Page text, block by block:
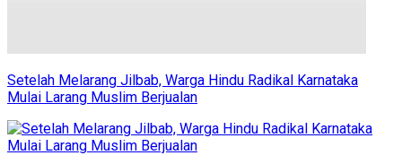
Setelah Melarang Jilbab, Warga Hindu Radikal Karnataka
Mulai Larang Muslim Berjualan